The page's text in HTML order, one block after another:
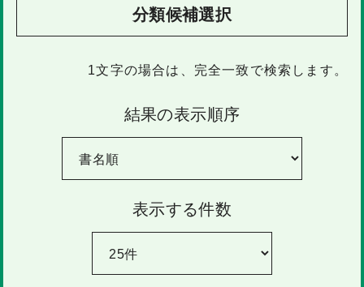
分類候補選択
1文字の場合は、完全一致で検索します。
結果の表示順序
表示する件数